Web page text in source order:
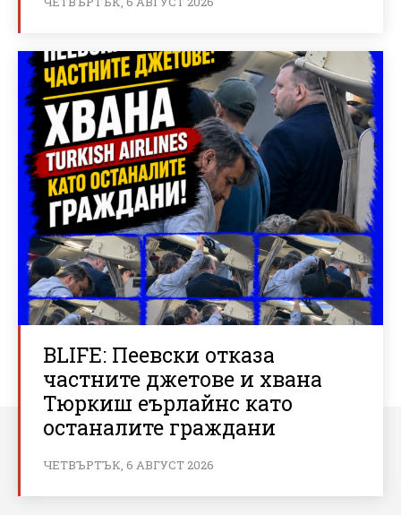
BLIFE: Пеевски отказа
частните джетове и хвана
Тюркиш еърлайнс като
останалите граждани
ЧЕТВЪРТЪК, 6 АВГУСТ 2026